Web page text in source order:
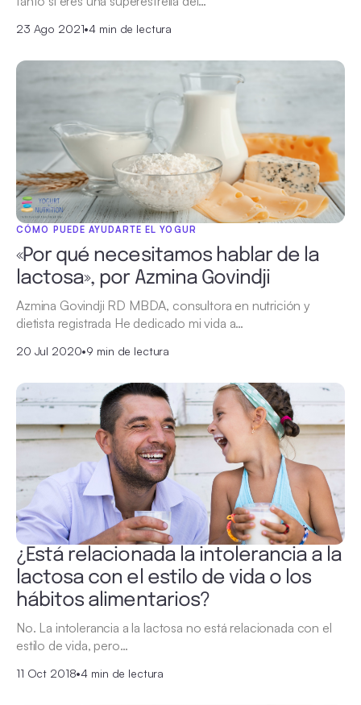
23 Ago 2021•4 min de lectura
CÓMO PUEDE AYUDARTE EL YOGUR
«Por qué necesitamos hablar de la
lactosa», por Azmina Govindji
Azmina Govindji RD MBDA, consultora en nutrición y
dietista registrada He dedicado mi vida a…
20 Jul 2020•9 min de lectura
¿Está relacionada la intolerancia a la
lactosa con el estilo de vida o los
hábitos alimentarios?
No. La intolerancia a la lactosa no está relacionada con el
estilo de vida, pero…
11 Oct 2018•4 min de lectura